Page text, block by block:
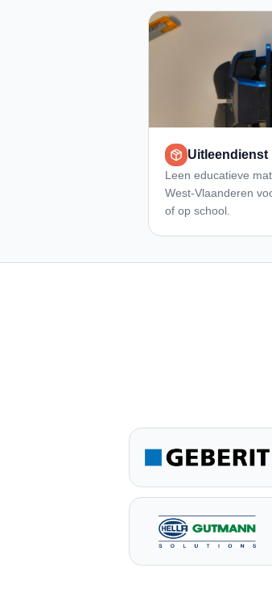
Uitleendienst
Leen educatieve
West-Vlaanderen
of op school.